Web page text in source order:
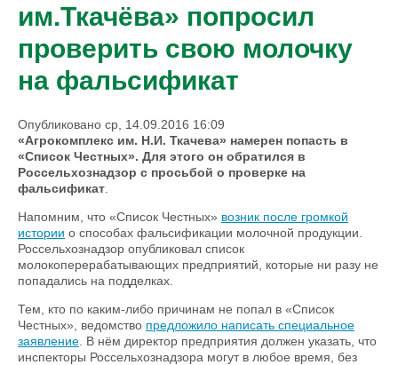
им.Ткачёва» попросил
проверить свою молочку
на фальсификат
Опубликовано ср, 14.09.2016 16:09
«Агрокомплекс им. Н.И. Ткачева» намерен попасть в
«Список Честных». Для этого он обратился в
Россельхознадзор с просьбой о проверке на
фальсификат
Напомним, что «Список Честных» возник после громкой
истории о способах фальсификации молочной продукции.
Россельхознадзор опубликовал список
молокоперерабатывающих предприятий, которые ни разу не
попадались на подделках.
Тем, кто по каким-либо причинам не попал в «Список
Честных», ведомство предложило написать специальное
заявление . В нём директор предприятия должен указать, что
инспекторы Россельхознадзора могут в любое время, без